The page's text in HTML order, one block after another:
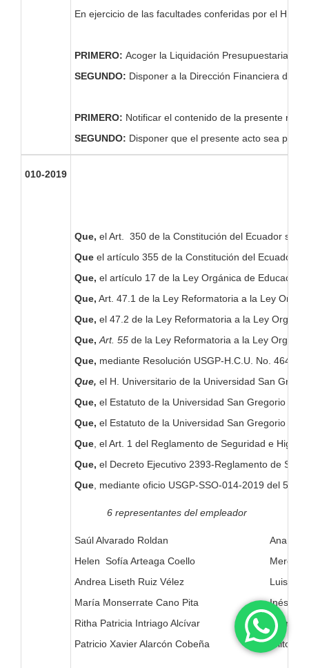
En ejercicio de las facultades conferidas por el H.
PRIMERO: Acoger la Liquidación Presupuestaria
SEGUNDO: Disponer a la Dirección Financiera de
PRIMERO: Notificar el contenido de la presente
SEGUNDO: Disponer que el presente acto sea
010-2019
Que, el Art. 350 de la Constitución del Ecuador
Que el artículo 355 de la Constitución del Ecuador,
Que, el artículo 17 de la Ley Orgánica de Educación
Que, Art. 47.1 de la Ley Reformatoria a la Ley
Que, el 47.2 de la Ley Reformatoria a la Ley
Que,Art. 55 de la Ley Reformatoria a la Ley
Que, mediante Resolución USGP-H.C.U. No. 464-
Que, el H. Universitario de la Universidad San
Que, el Estatuto de la Universidad San Gregorio de
Que, el Estatuto de la Universidad San Gregorio de
Que, el Art. 1 del Reglamento de Seguridad e
Que, el Decreto Ejecutivo 2393-Reglamento de
Que, mediante oficio USGP-SSO-014-2019 del 5
6 representantes del empleador
Saúl Alvarado Roldan
Helen Sofía Arteaga Coello
Andrea Liseth Ruiz Vélez
María Monserrate Cano Pita
Ritha Patricia Intriago Alcívar
Patricio Xavier Alarcón Cobeña
Ana
Luis
Inés del
Norma
Milton